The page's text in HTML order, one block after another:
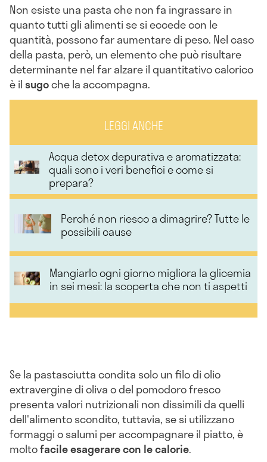
Non esiste una pasta che non fa ingrassare in
quanto tutti gli alimenti se si eccede con le
quantità, possono far aumentare di peso. Nel caso
della pasta, però, un elemento che può risultare
determinante nel far alzare il quantitativo calorico
è ilsugoche la accompagna.
LEGGI ANCHE
Acqua detox depurativa e aromatizzata:
quali sono i veri benefici e come si
prepara?
Perché non riesco a dimagrire? Tutte le
possibili cause
Mangiarlo ogni giorno migliora la glicemia
in sei mesi: la scoperta che non ti aspetti
Se la pastasciutta condita solo un filo di olio
extravergine di oliva o del pomodoro fresco
presenta valori nutrizionali non dissimili da quelli
dell'alimento scondito, tuttavia, se si utilizzano
formaggi o salumi per accompagnare il piatto, è
moltofacile esagerare con le calorie.